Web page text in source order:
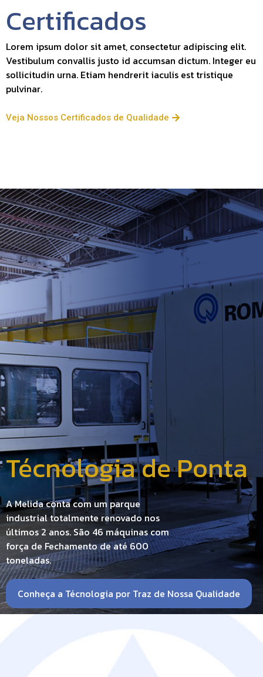
Certificados
Lorem ipsum dolor sit amet, consectetur adipiscing elit.
Vestibulum convallis justo id accumsan dictum. Integer eu
sollicitudin urna. Etiam hendrerit iaculis est tristique
pulvinar.
Veja Nossos Certificados de Qualidade
Técnologia de Ponta
A Melida conta com um parque
industrial totalmente renovado nos
últimos 2 anos. São 46 máquinas com
força de Fechamento de até 600
toneladas.
Conheça a Técnologia por Traz de Nossa Qualidade